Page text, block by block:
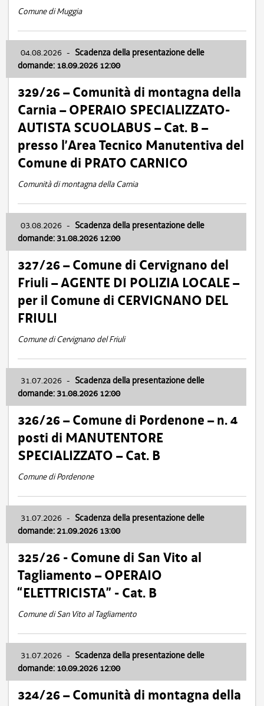
Comune di Muggia
04.08.2026 - Scadenza della presentazione delle
domande: 18.09.2026 12:00
329/26 – Comunità di montagna della
Carnia – OPERAIO SPECIALIZZATO-
AUTISTA SCUOLABUS – Cat. B –
presso l’Area Tecnico Manutentiva del
Comune di PRATO CARNICO
Comunità di montagna della Carnia
03.08.2026 - Scadenza della presentazione delle
domande: 31.08.2026 12:00
327/26 – Comune di Cervignano del
Friuli – AGENTE DI POLIZIA LOCALE –
per il Comune di CERVIGNANO DEL
FRIULI
Comune di Cervignano del Friuli
31.07.2026 - Scadenza della presentazione delle
domande: 31.08.2026 12:00
326/26 – Comune di Pordenone – n. 4
posti di MANUTENTORE
SPECIALIZZATO – Cat. B
Comune di Pordenone
31.07.2026 - Scadenza della presentazione delle
domande: 21.09.2026 13:00
325/26 - Comune di San Vito al
Tagliamento – OPERAIO
“ELETTRICISTA” - Cat. B
Comune di San Vito al Tagliamento
31.07.2026 - Scadenza della presentazione delle
domande: 10.09.2026 12:00
324/26 – Comunità di montagna della